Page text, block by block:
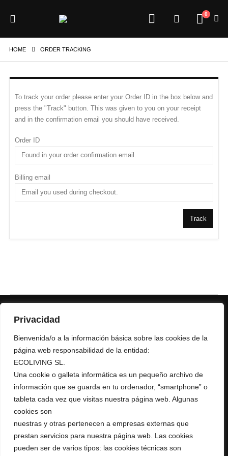
Privacidad
Bienvenida/o a la información básica sobre las cookies de la
página web responsabilidad de la entidad:
ECOLIVING SL.
Una cookie o galleta informática es un pequeño archivo de
información que se guarda en tu ordenador, “smartphone” o
tableta cada vez que visitas nuestra página web. Algunas
cookies son
nuestras y otras pertenecen a empresas externas que
prestan servicios para nuestra página web. Las cookies
pueden ser de varios tipos: las cookies técnicas son
0
HOME ORDER TRACKING
To track your order please enter your Order ID in the box below and
press the "Track" button. This was given to you on your receipt
and in the confirmation email you should have received.
Order ID
Billing email
Track
+ 34 967 16 04 64
AURUMRED@AURUMRED.COM
AURUMREDWINE@GMAIL.COM
Condiciones de Venta
Política de Privacidad
Política de Cookies